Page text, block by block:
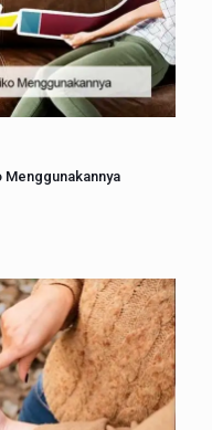
Menggunakannya